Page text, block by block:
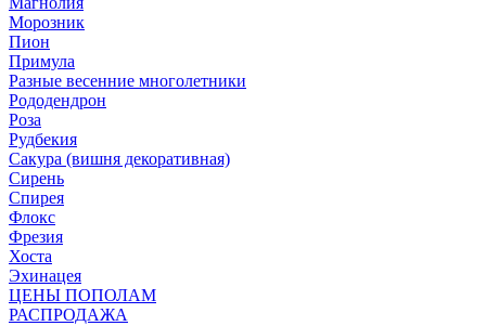
Морозник
Пион
Примула
Разные весенние многолетники
Рододендрон
Роза
Рудбекия
Сакура (вишня декоративная)
Сирень
Спирея
Флокс
Фрезия
Хоста
Эхинацея
ЦЕНЫ ПОПОЛАМ
РАСПРОДАЖА